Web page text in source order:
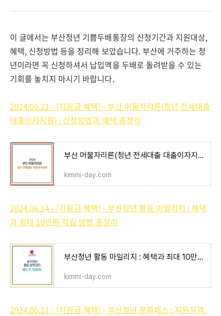
이 글에서는 부산청년 기쁨두배통장의 신청기간과 지원대상,
혜택, 신청방법 등을 정리해 보았습니다. 부산에 거주하는 청
년이라면 꼭 신청하셔서 납입액을 두배로 돌려받을 수 있는
기회를 놓치지 마시기 바랍니다.
2024.06.21 - [지원금 혜택] - 부산 머물자리론(청년 전세대출
대출이자지원) : 신청방법과 혜택 총정리
부산 머물자리론(청년 전세대출 대출이자지원) : 신청방법과 혜택 총정리
kimmi-day.com
2024.06.14 - [지원금 혜택] - 부산청년 활동 마일리지 : 혜택
과 최대 10만원 적립 방법 총정리
부산청년 활동 마일리지 : 혜택과 최대 10만원 적립 방법 총정리
kimmi-day.com
2024.06.11 - [지원금 혜택] - 부산청년 문화패스 : 지원자격,